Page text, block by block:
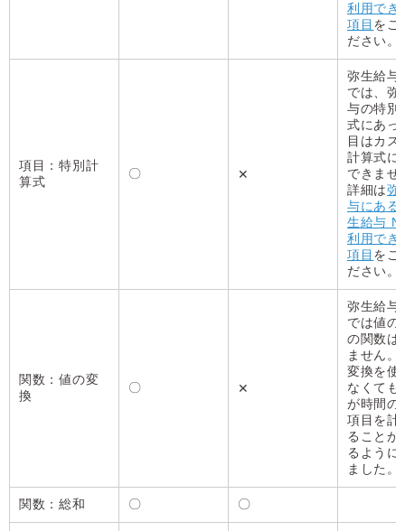
利用でき
項目 をご
ださい。
項目：特別計
算式
〇 ✕
弥生給与
では、弥
与の特別
式にあっ
目はカス
計算式に
できませ
詳細は弥
与にある
生給与
利用でき
項目 をご
ださい。
関数：値の変
換
〇 ✕
弥生給与
では値の
の関数は
ません。
変換を使
なくても
が時間の
項目を計
ることが
るように
ました。
関数：総和 〇 〇